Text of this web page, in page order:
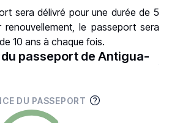
sera délivré pour une durée de 5
renouvellement, le passeport sera
10 ans à chaque fois.
passeport de Antigua-
DU PASSEPORT